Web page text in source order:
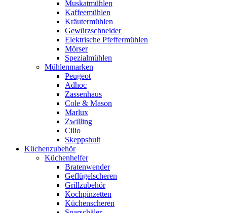
Muskatmühlen
Kaffeemühlen
Kräutermühlen
Gewürzschneider
Elektrische Pfeffermühlen
Mörser
Spezialmühlen
Mühlenmarken
Peugeot
Adhoc
Zassenhaus
Cole & Mason
Marlux
Zwilling
Cilio
Skeppshult
Küchenzubehör
Küchenhelfer
Bratenwender
Geflügelscheren
Grillzubehör
Kochpinzetten
Küchenscheren